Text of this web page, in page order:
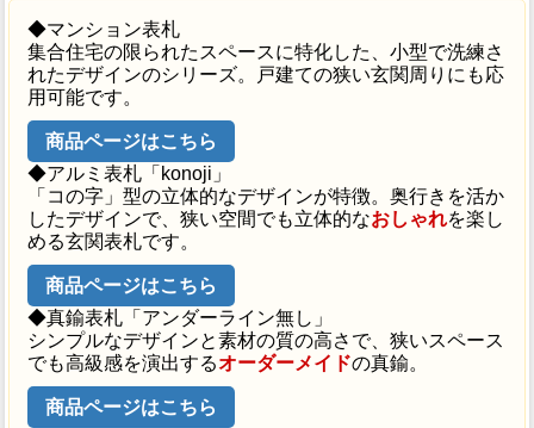
◆マンション表札
集合住宅の限られたスペースに特化した、小型で洗練さ
れたデザインのシリーズ。戸建ての狭い玄関周りにも応
用可能です。
商品ページはこちら
◆アルミ表札「konoji」
「コの字」型の立体的なデザインが特徴。奥行きを活か
したデザインで、狭い空間でも立体的なおしゃれを楽し
める玄関表札です。
商品ページはこちら
◆真鍮表札「アンダーライン無し」
シンプルなデザインと素材の質の高さで、狭いスペース
でも高級感を演出するオーダーメイドの真鍮。
商品ページはこちら